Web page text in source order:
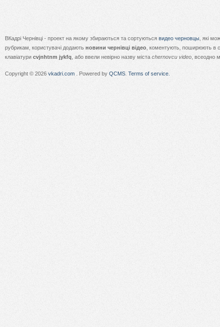
ВКадрі Чернівці - проект на якому збираються та сортуються видео черновцы , які
рубрикам, користувачі додають новини чернівці відео , коментують, поширюють в
клавіатури cvjnhtnm jykfq , або ввели невірно назву міста chernovcu video , всеодно
Copyright © 2026 vkadri.com . Powered by QCMS Terms of service.